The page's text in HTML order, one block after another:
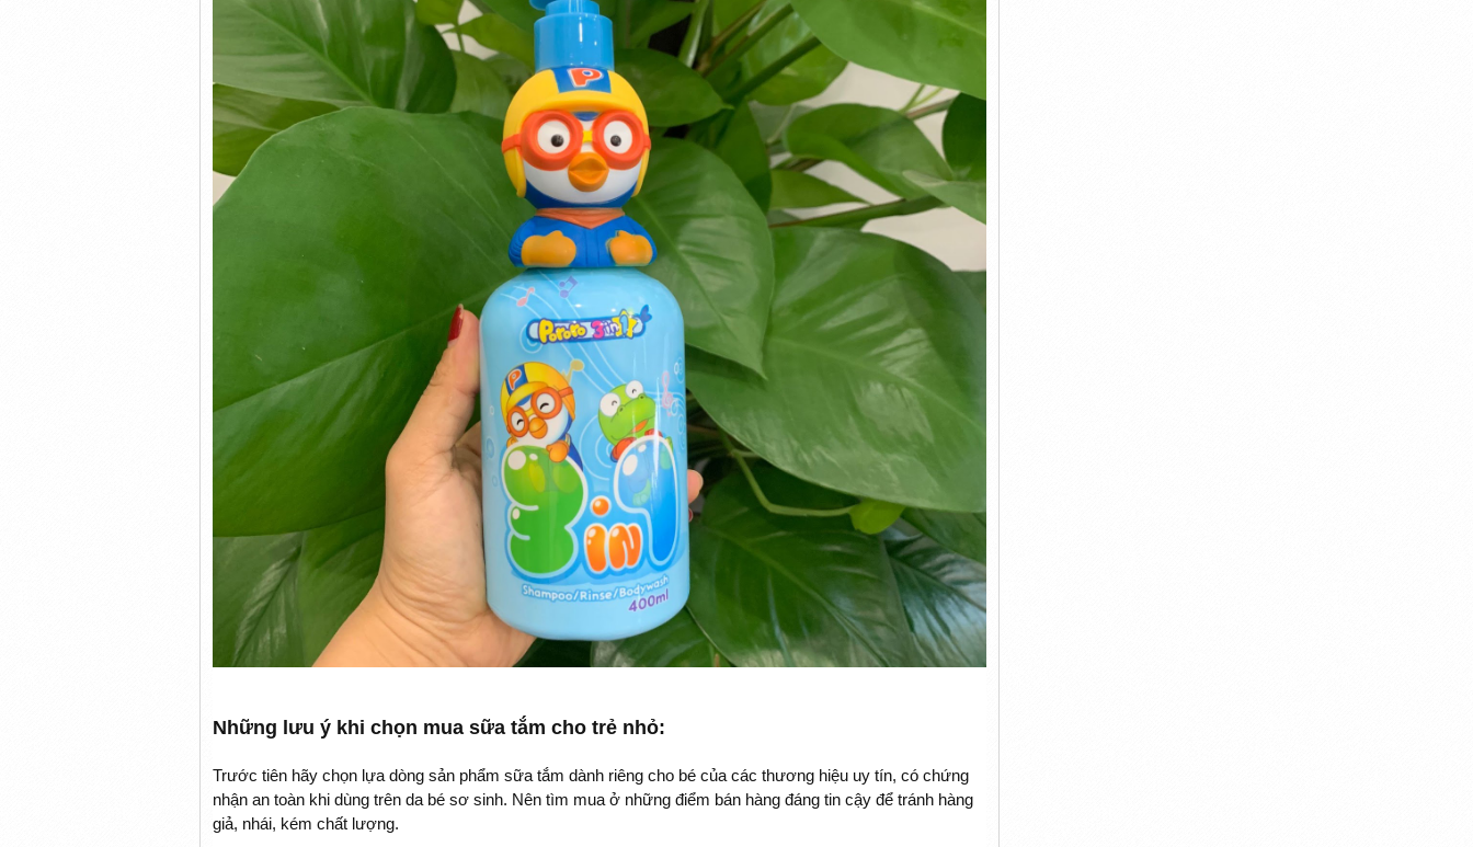
Những lưu ý khi chọn mua sữa tắm cho trẻ nhỏ:
Trước tiên hãy chọn lựa dòng sản phẩm sữa tắm dành riêng cho bé của các thương hiệu uy tín, có chứng
nhận an toàn khi dùng trên da bé sơ sinh. Nên tìm mua ở những điểm bán hàng đáng tin cậy để tránh hàng
giả, nhái, kém chất lượng.